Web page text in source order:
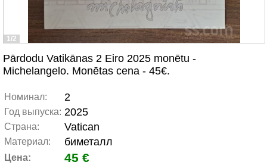
1/2
Pārdodu Vatikānas 2 Eiro 2025 monētu -
Michelangelo. Monētas cena - 45€.
Номинал: 2
Год выпуска: 2025
Страна: Vatican
Материал: биметалл
Цена: 45 €